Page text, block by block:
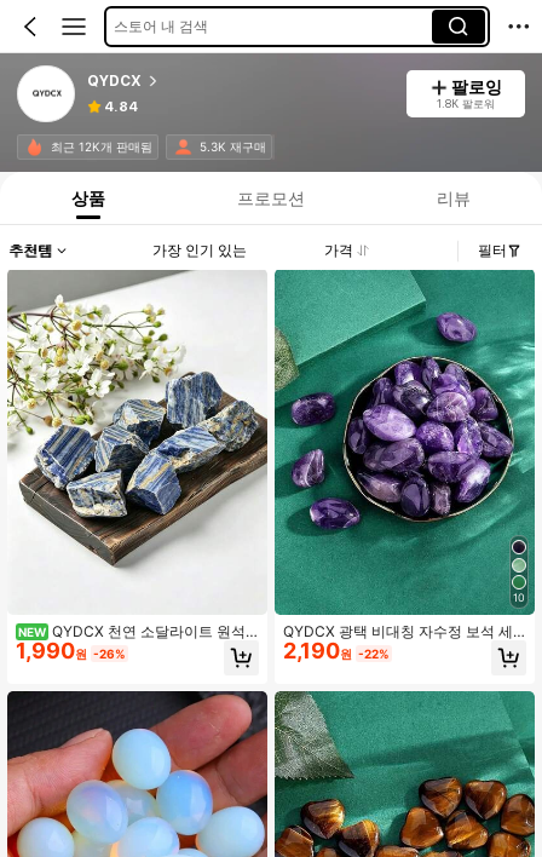
스토어 내 검색
QYDCX
4.84
팔로잉
1.8K 팔로워
최근 12K개 판매됨 5.3K 재구매
상품 프로모션 리뷰
추천템 가장 인기 있는 가격 필터
NEW QYDCX 천연 소달라이트 원석,
불규칙한 파란색 거친 치유 크리스탈,
디퓨저, DIY 주얼리, 홈 데코 & 명상용
1,990원 -26%
10
QYDCX 광택 비대칭 자수정 보석 세
트, 보석 제작, 꽃병 필러 및 다양한 장
식 목적에 적합
2,190원 -22%